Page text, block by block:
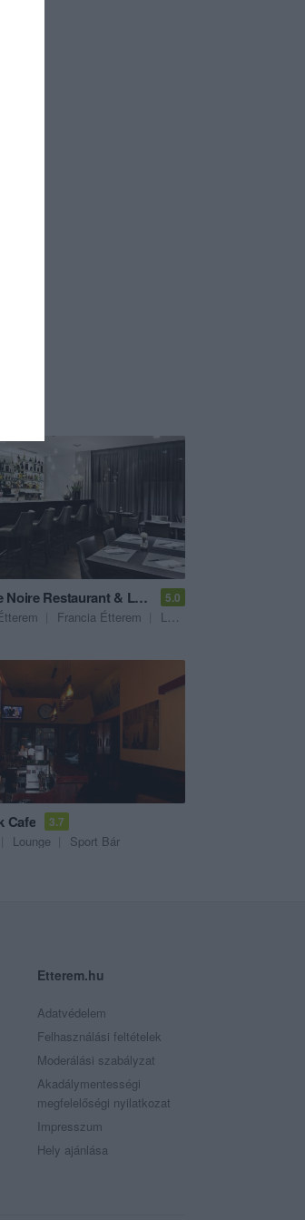
La Perle Noire Restaurant & Lounge 5.0
Francia Étterem Lounge
Cafe 3.7
Lounge Sport Bár
Etterem.hu
Adatvédelem
Felhasználási feltételek
Moderálási szabályzat
Akadálymentességi
megfelelőségi nyilatkozat
Impresszum
Hely ajánlása